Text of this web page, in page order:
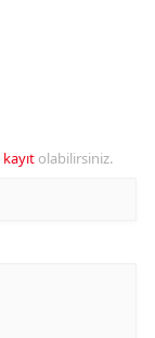
kayıt olabilirsiniz.